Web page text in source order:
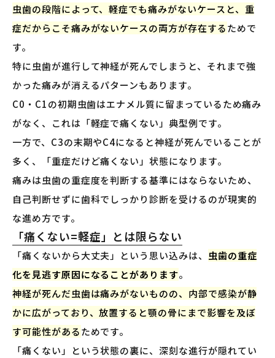
虫歯の段階によって、軽症でも痛みがないケースと、重
症だからこそ痛みがないケースの両方が存在するためで
す。
特に虫歯が進行して神経が死んでしまうと、それまで強
かった痛みが消えるパターンもあります。
C0・C1の初期虫歯はエナメル質に留まっているため痛み
がなく、これは「軽症で痛くない」典型例です。
一方で、C3の末期やC4になると神経が死んでいることが
多く、「重症だけど痛くない」状態になります。
痛みは虫歯の重症度を判断する基準にはならないため、
自己判断せずに歯科でしっかり診断を受けるのが現実的
な進め方です。
「痛くない=軽症」とは限らない
「痛くないから大丈夫」という思い込みは、 虫歯の重症
化を見逃す原因になることがあります。
神経が死んだ虫歯は痛みがないものの、内部で感染が静
かに広がっており、放置すると顎の骨にまで影響を及ぼ
す可能性があるためです。
「痛くない」という状態の裏に、深刻な進行が隠れてい